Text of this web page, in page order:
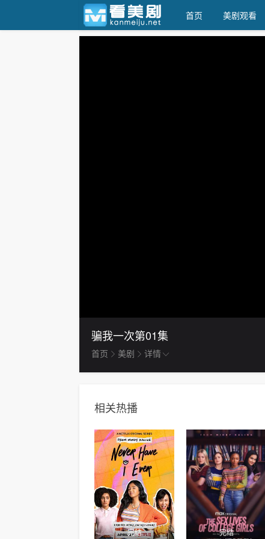
首页 美剧观看
骗我一次第01集
首页 美剧 详情
相关热播
完结 完结